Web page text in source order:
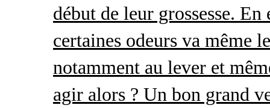
début de leur grossesse.
certaines odeurs va même
notamment au lever et
agir alors ? Un bon grand